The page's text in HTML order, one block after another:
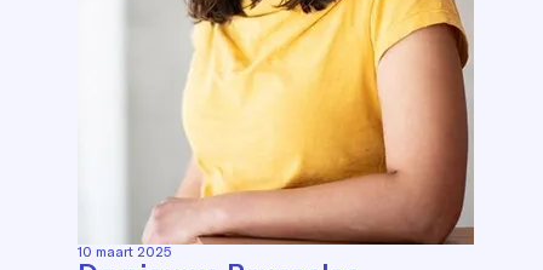
10 maart 2025